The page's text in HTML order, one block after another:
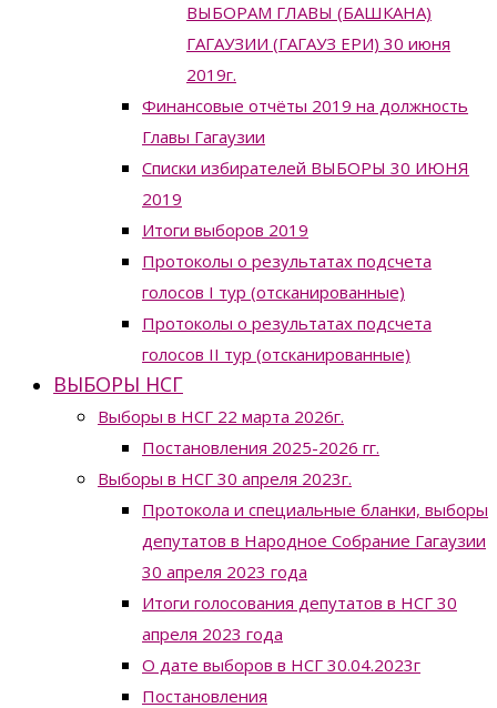
ВЫБОРАМ ГЛАВЫ (БАШКАНА)
ГАГАУЗИИ (ГАГАУЗ ЕРИ) 30 июня
2019г.
Финансовые отчёты 2019 на должность
Главы Гагаузии
Списки избирателей ВЫБОРЫ 30 ИЮНЯ
2019
Итоги выборов 2019
Протоколы о результатах подсчета
голосов I тур (отсканированные)
Протоколы о результатах подсчета
голосов II тур (отсканированные)
ВЫБОРЫ НСГ
Выборы в НСГ 22 марта 2026г.
Постановления 2025-2026 гг.
Выборы в НСГ 30 апреля 2023г.
Протокола и специальные бланки, выборы
депутатов в Народное Собрание Гагаузии
30 апреля 2023 года
Итоги голосования депутатов в НСГ 30
апреля 2023 года
О дате выборов в НСГ 30.04.2023г
Постановления